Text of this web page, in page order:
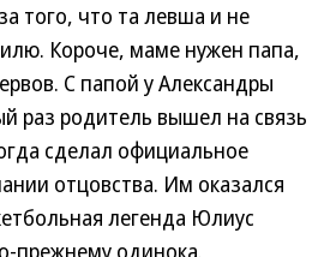
того, что та левша и не
Короче, маме нужен папа,
С папой у Александры
раз родитель вышел на связь
сделал официальное
отцовства. Им оказался
легенда Юлиус
прежнему одинока.